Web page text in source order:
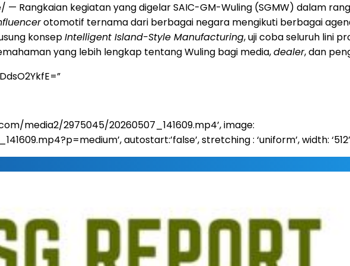
— Rangkaian kegiatan yang digelar SAIC-GM-Wuling (SGMW) dalam
otomotif ternama dari berbagai negara mengikuti berbagai
konsepIntelligent Island-Style Manufacturing, uji coba seluruh lini
yang lebih lengkap tentang Wuling bagi media,dealer, dan
media2/2975045/20260507_141609.mp4’, image:
autostart:’false’, stretching : ‘uniform’, width: